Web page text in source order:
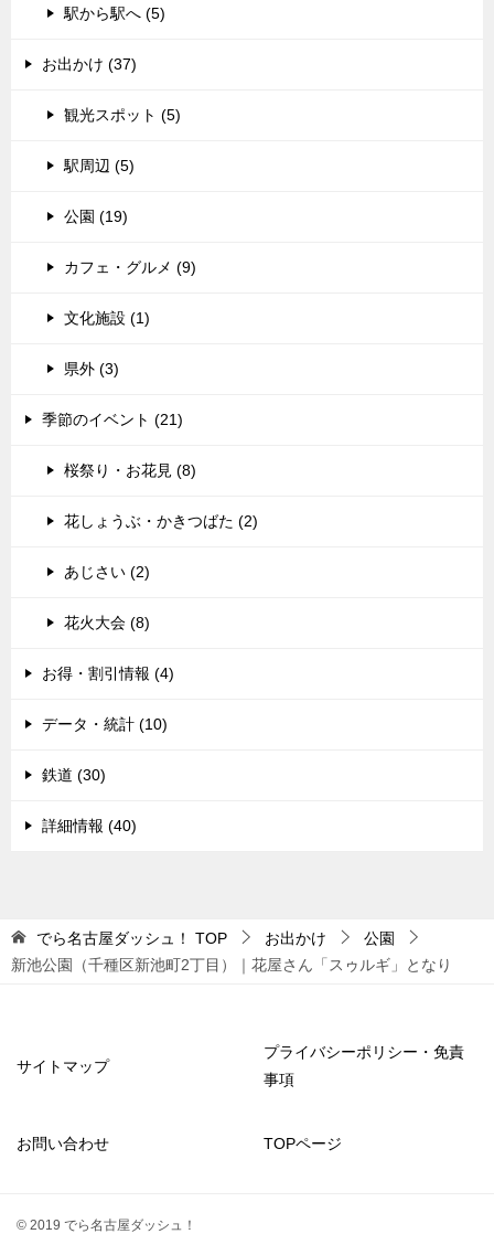
駅から駅へ (5)
お出かけ (37)
観光スポット (5)
駅周辺 (5)
公園 (19)
カフェ・グルメ (9)
文化施設 (1)
県外 (3)
季節のイベント (21)
桜祭り・お花見 (8)
花しょうぶ・かきつばた (2)
あじさい (2)
花火大会 (8)
お得・割引情報 (4)
データ・統計 (10)
鉄道 (30)
詳細情報 (40)
でら名古屋ダッシュ！ TOP お出かけ
公園
新池公園（千種区新池町2丁目）｜花屋さん「スゥルギ」となり
サイトマップ
プライバシーポリシー・免責
事項
お問い合わせ TOPページ
© 2019 でら名古屋ダッシュ！